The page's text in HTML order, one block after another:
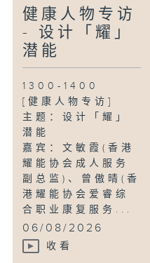
健康人物专访
- 设计「耀」
潜能
1300-1400
[健康人物专访]
主题：设计「耀」
潜能
嘉宾：文敏霞(香港
耀能协会成人服务
副总监)、曾傲晴(香
港耀能协会爱睿综
合职业康复服务...
06/08/2026
收看